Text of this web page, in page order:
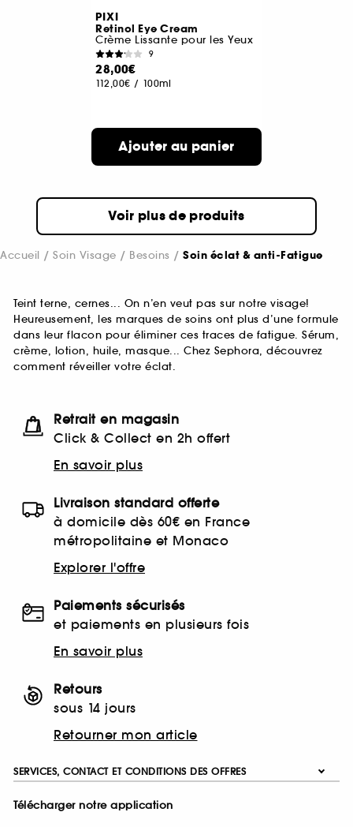
PIXI
Retinol Eye Cream
Crème Lissante pour les Yeux
9
28,00€
112,00€ / 100ml
Ajouter au panier
Voir plus de produits
Accueil Soin Visage Besoins Soin éclat & anti-Fatigue
Teint terne, cernes... On n’en veut pas sur notre visage!
Heureusement, les marques de soins ont plus d’une formule
dans leur flacon pour éliminer ces traces de fatigue. Sérum,
crème, lotion, huile, masque... Chez Sephora, découvrez
comment réveiller votre éclat.
Retrait en magasin
Click & Collect en 2h offert
En savoir plus
Livraison standard offerte
à domicile dès 60€ en France
métropolitaine et Monaco
Explorer l'offre
Paiements sécurisés
et paiements en plusieurs fois
En savoir plus
Retours
sous 14 jours
Retourner mon article
SERVICES, CONTACT ET CONDITIONS DES OFFRES
Télécharger notre application